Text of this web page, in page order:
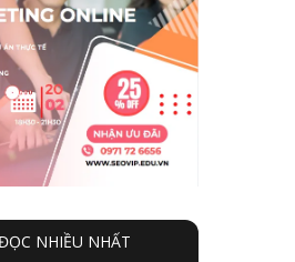
NHIỀU NHẤT